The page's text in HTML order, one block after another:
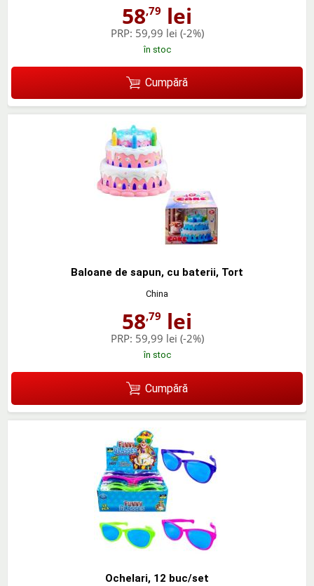
58,79 lei
PRP: 59,99 lei (-2%)
în stoc
Cumpără
Baloane de sapun, cu baterii, Tort
China
58,79 lei
PRP: 59,99 lei (-2%)
în stoc
Cumpără
Ochelari, 12 buc/set